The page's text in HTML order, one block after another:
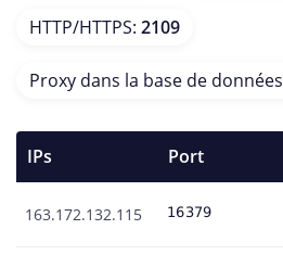
HTTP/HTTPS: 2109
Proxy dans la base de données
IPs Port
163.172.132.115